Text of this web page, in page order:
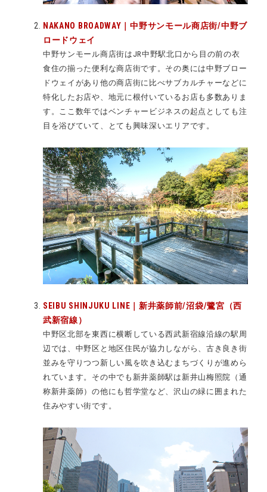
NAKANO BROADWAY｜中野サンモール商店街/中野ブ
ロードウェイ
中野サンモール商店街はJR中野駅北口から目の前の衣
食住の揃った便利な商店街です。その奥には中野ブロー
ドウェイがあり他の商店街に比べサブカルチャーなどに
特化したお店や、地元に根付いているお店も多数ありま
す。
ここ数年ではベンチャービジネスの起点としても注
目を浴びていて、とても興味深いエリアです。
SEIBU SHINJUKU LINE｜新井薬師前/沼袋/鷺宮（西
武新宿線）
中野区北部を東西に横断している西武新宿線沿線の駅周
辺では、中野区と地区住民が協力しながら、古き良き街
並みを守りつつ新しい風を吹き込むまちづくりが進めら
れています。その中でも新井薬師駅は新井山梅照院（通
称新井薬師）の他にも哲学堂など、沢山の緑に囲まれた
住みやすい街です。